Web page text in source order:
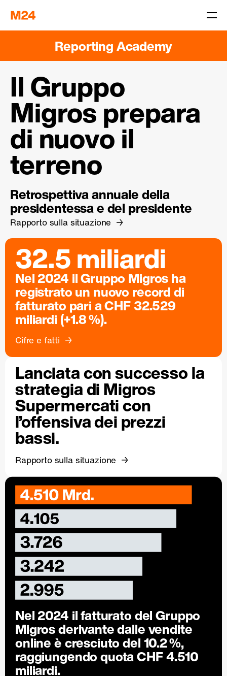
Reporting Academy
Il Gruppo
Migros prepara
di nuovo il
terreno
Retrospettiva annuale della
presidentessa e del presidente
Rapporto sulla situazione
32.5 miliardi
Nel 2024 il Gruppo Migros ha
registrato un nuovo record di
fatturato pari a CHF 32.529
miliardi (+1.8 %).
Cifre e fatti
Lanciata con successo la
strategia di Migros
Supermercati con
l’offensiva dei prezzi
bassi.
Rapporto sulla situazione
Nel 2024 il fatturato del Gruppo
Migros derivante dalle vendite
online è cresciuto del10.2 %,
raggiungendo quota CHF 4.510
miliardi.